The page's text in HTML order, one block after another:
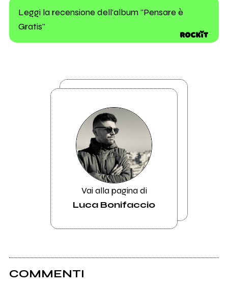
Leggi la recensione dell'album "Pensare è
Gratis"
Vai alla pagina di
Luca Bonifaccio
COMMENTI